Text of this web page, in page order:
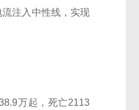
注入中性线，实现
万起，死亡2113